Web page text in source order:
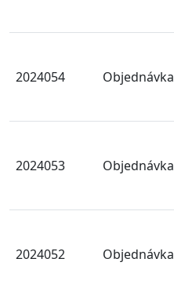
2024054 Objednávka
2024053 Objednávka
2024052 Objednávka